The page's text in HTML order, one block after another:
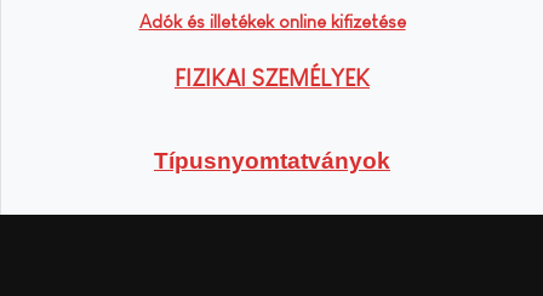
Adók és illetékek online kifizetése
FIZIKAI SZEMÉLYEK
Típusnyomtatványok